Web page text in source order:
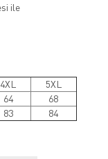
ile
4XL
5XL
64
68
83 84